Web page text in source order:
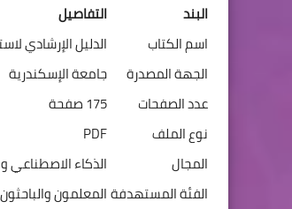
البند
التفاصيل
اسم الكتاب
الدليل الإرشادي
الجهة المصدرة
جامعة الإسكندرية
عدد الصفحات
175 صفحة
نوع الملف
PDF
المجال
الذكاء الاصطناعي
الفئة المستهدفةالمعلمون